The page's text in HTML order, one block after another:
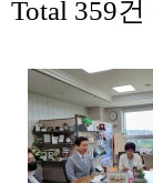
Total 359건